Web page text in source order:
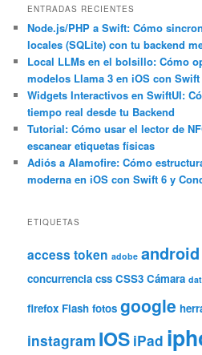
c
a
r
ENTRADAS RECIENTES
Node.js/PHP a Swift: Cómo
locales (SQLite) con tu backend
Local LLMs en el bolsillo: Cómo
modelos Llama 3 en iOS con Swift
Widgets Interactivos en SwiftUI:
tiempo real desde tu Backend
Tutorial: Cómo usar el lector de
escanear etiquetas físicas
Adiós a Alamofire: Cómo
moderna en iOS con Swift 6 y
ETIQUETAS
access token adobe android
concurrencia css CSS3 Cámara
firefox Flash fotos google
instagram IOS iPad